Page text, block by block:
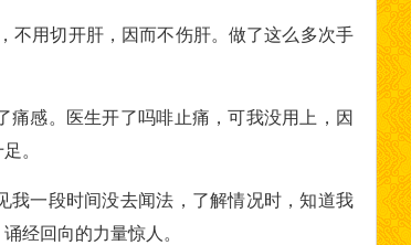
不用切开肝，因而不伤肝。做了这么多次手
感。医生开了吗啡止痛，可我没用上，因
。
我一段时间没去闻法，了解情况时，知道我
经回向的力量惊人。